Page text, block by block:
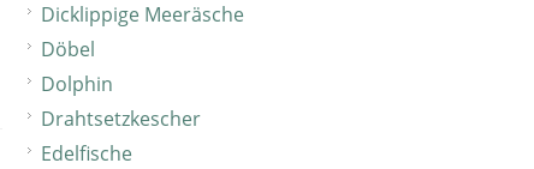
Dicklippige Meeräsche
Döbel
Dolphin
Drahtsetzkescher
Edelfische